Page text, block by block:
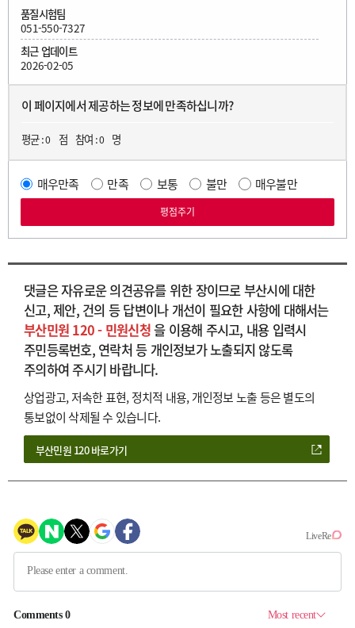
품질시험팀
051-550-7327
최근 업데이트
2026-02-05
이 페이지에서 제공하는 정보에 만족하십니까?
평균 :0 점 참여 :0 명
매우만족 만족 보통 불만 매우불만
댓글은 자유로운 의견공유를 위한 장이므로 부산시에 대한
신고, 제안, 건의 등 답변이나 개선이 필요한 사항에 대해서는
부산민원 120 - 민원신청을 이용해 주시고, 내용 입력시
주민등록번호, 연락처 등 개인정보가 노출되지 않도록
주의하여 주시기 바랍니다.
상업광고, 저속한 표현, 정치적 내용, 개인정보 노출 등은 별도의
통보없이 삭제될 수 있습니다.
부산민원 120 바로가기